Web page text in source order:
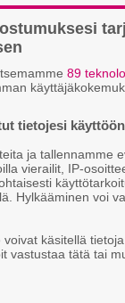
89
tietojesi
ja tallennamme
vierailit, IP-
Hylkääminen voi
käsitellä
vastustaa tätä tai